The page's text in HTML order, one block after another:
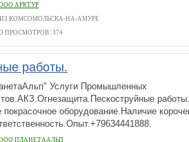
АРКТУР
КОМСОМОЛЬСКА-НА-АМУРЕ
ПРОСМОТРОВ: 374
работы.
Услуги Промышленных
оборудование.Наличие
ПЛАНЕТААЛЬП